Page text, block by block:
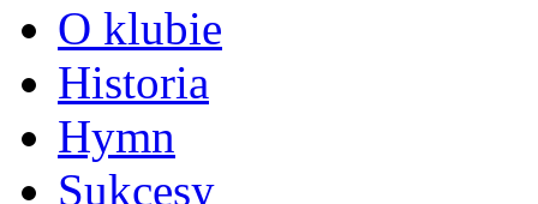
O klubie
Historia
Hymn
Sukcesy